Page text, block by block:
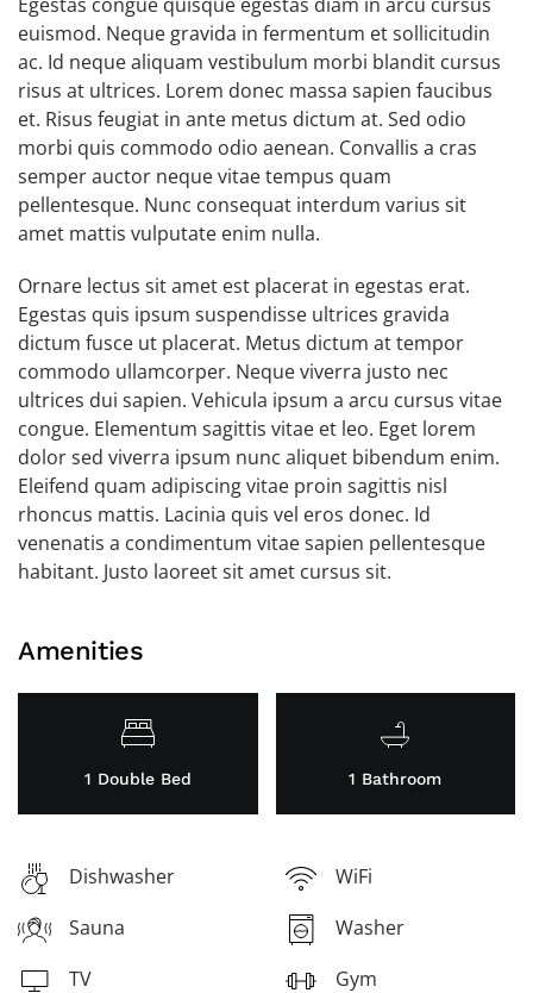
euismod. Neque gravida in fermentum et sollicitudin
ac. Id neque aliquam vestibulum morbi blandit cursus
risus at ultrices. Lorem donec massa sapien faucibus
et. Risus feugiat in ante metus dictum at. Sed odio
morbi quis commodo odio aenean. Convallis a cras
semper auctor neque vitae tempus quam
pellentesque. Nunc consequat interdum varius sit
amet mattis vulputate enim nulla.
Ornare lectus sit amet est placerat in egestas erat.
Egestas quis ipsum suspendisse ultrices gravida
dictum fusce ut placerat. Metus dictum at tempor
commodo ullamcorper. Neque viverra justo nec
ultrices dui sapien. Vehicula ipsum a arcu cursus vitae
congue. Elementum sagittis vitae et leo. Eget lorem
dolor sed viverra ipsum nunc aliquet bibendum enim.
Eleifend quam adipiscing vitae proin sagittis nisl
rhoncus mattis. Lacinia quis vel eros donec. Id
venenatis a condimentum vitae sapien pellentesque
habitant. Justo laoreet sit amet cursus sit.
Amenities
1 Double Bed 1 Bathroom
Dishwasher
WiFi
Sauna
Washer
TV
Gym